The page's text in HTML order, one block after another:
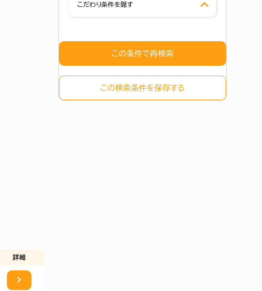
詳細
こだわり条件を隠す
この条件で再検索
この検索条件を保存する